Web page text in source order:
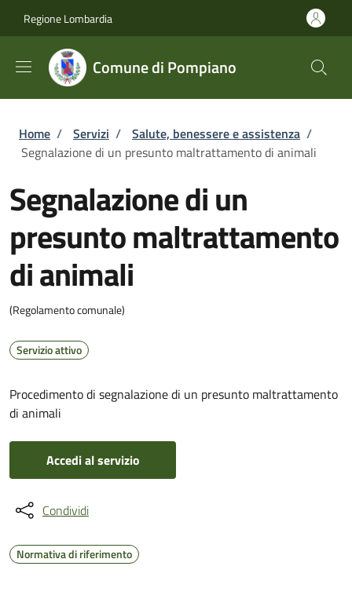
Regione Lombardia
Comune di Pompiano
Briciole di pane
Home / Servizi / Salute, benessere e assistenza /
Segnalazione di un presunto maltrattamento di animali
Segnalazione di un
presunto maltrattamento
di animali
(Regolamento comunale)
Servizio attivo
Procedimento di segnalazione di un presunto maltrattamento
di animali
Accedi al servizio
Condividi
Normativa di riferimento